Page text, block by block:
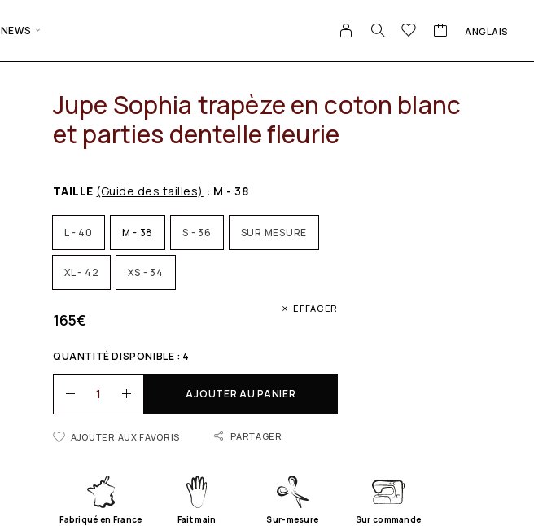
NEWS ANGLAIS
Jupe Sophia trapèze en coton blanc
et parties dentelle fleurie
TAILLE (Guide des tailles) : M - 38
L - 40 M - 38 S - 36 SUR MESURE
XL - 42 XS - 34
EFFACER
165€
QUANTITÉ DISPONIBLE : 4
AJOUTER AU PANIER
AJOUTER AUX FAVORIS PARTAGER
Fabriqué en France Fait main Sur-mesure Sur commande